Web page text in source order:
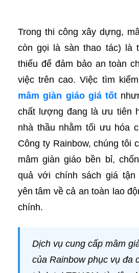
Trong thi công xây dựng,
còn gọi là sàn thao tác) là
thiếu để đảm bảo an toàn
việc trên cao. Việc tìm
mâm giàn giáo giá tốt
chất lượng đang là ưu tiên
nhà thầu nhằm tối ưu hóa
Công ty Rainbow, chúng tôi
mâm giàn giáo bền bỉ,
quả với chính sách giá tận
yên tâm về cả an toàn lao
chính.
Dịch vụ cung cấp mâm
của Rainbow phục vụ đa